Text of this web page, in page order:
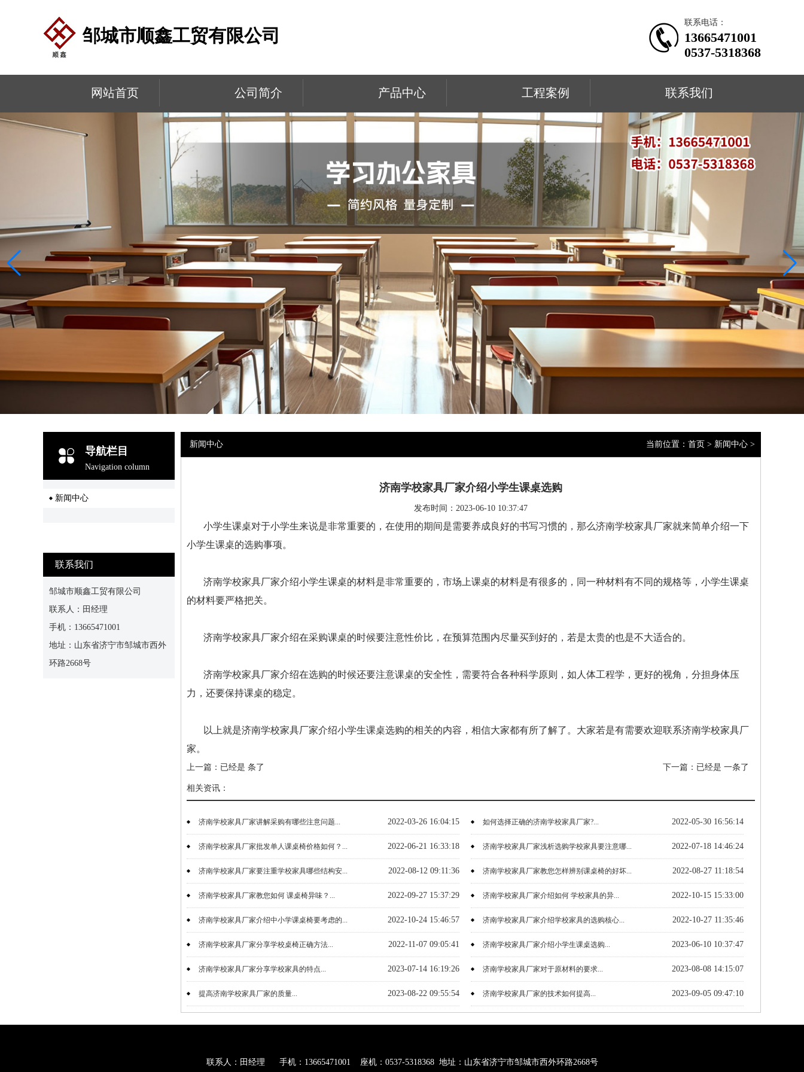
邹城市顺鑫工贸有限公司
联系电话：
13665471001
0537-5318368
网站首页 公司简介 产品中心 工程案例 联系我们
导航栏目
Navigation column
新闻中心
联系我们
邹城市顺鑫工贸有限公司
联系人：田经理
手机：13665471001
地址：山东省济宁市邹城市西外
环路2668号
当前位置： 首页 > 新闻中心 >
新闻中心
济南学校家具厂家介绍小学生课桌选购
发布时间：2023-06-10 10:37:47
小学生课桌对于小学生来说是非常重要的，在使用的期间是需要养成良好的书写习惯的，那么济南学校家具厂家就来简单介绍一下
小学生课桌的选购事项。
济南学校家具厂家介绍小学生课桌的材料是非常重要的，市场上课桌的材料是有很多的，同一种材料有不同的规格等，小学生课桌
的材料要严格把关。
济南学校家具厂家介绍在采购课桌的时候要注意性价比，在预算范围内尽量买到好的，若是太贵的也是不大适合的。
济南学校家具厂家介绍在选购的时候还要注意课桌的安全性，需要符合各种科学原则，如人体工程学，更好的视角，分担身体压
力，还要保持课桌的稳定。
以上就是济南学校家具厂家介绍小学生课桌选购的相关的内容，相信大家都有所了解了。大家若是有需要欢迎联系济南学校家具厂
家。
上一篇：已经是 条了 下一篇：已经是 一条了
相关资讯：
2022-03-26 16:04:15
济南学校家具厂家讲解采购有哪些注意问题... 2022-05-30 16:56:14
如何选择正确的济南学校家具厂家?...
2022-06-21 16:33:18
济南学校家具厂家批发单人课桌椅价格如何？... 2022-07-18 14:46:24
济南学校家具厂家浅析选购学校家具要注意哪...
2022-08-12 09:11:36
济南学校家具厂家要注重学校家具哪些结构安... 2022-08-27 11:18:54
济南学校家具厂家教您怎样辨别课桌椅的好坏...
2022-09-27 15:37:29
济南学校家具厂家教您如何 课桌椅异味？... 2022-10-15 15:33:00
济南学校家具厂家介绍如何 学校家具的异...
2022-10-24 15:46:57
济南学校家具厂家介绍中小学课桌椅要考虑的... 2022-10-27 11:35:46
济南学校家具厂家介绍学校家具的选购核心...
2022-11-07 09:05:41
济南学校家具厂家分享学校桌椅正确方法... 2023-06-10 10:37:47
济南学校家具厂家介绍小学生课桌选购...
2023-07-14 16:19:26
济南学校家具厂家分享学校家具的特点... 2023-08-08 14:15:07
济南学校家具厂家对于原材料的要求...
2023-08-22 09:55:54
提高济南学校家具厂家的质量... 2023-09-05 09:47:10
济南学校家具厂家的技术如何提高...
联系人：田经理 手机：13665471001 座机：0537-5318368 地址：山东省济宁市邹城市西外环路2668号